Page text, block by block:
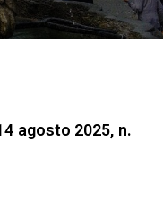
agosto 2025, n.